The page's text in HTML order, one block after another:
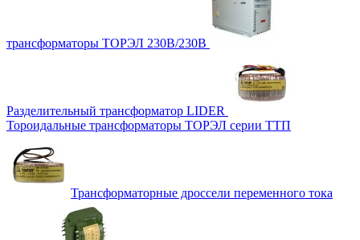
трансформаторы ТОРЭЛ 230В/230В
Разделительный трансформатор LIDER
Тороидальные трансформаторы ТОРЭЛ серии ТТП
Трансформаторные дроссели переменного тока